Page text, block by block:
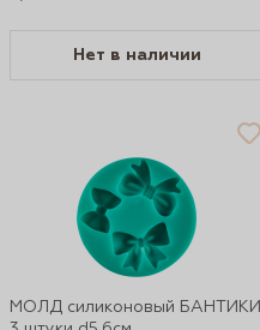
Нет в наличии
МОЛД силиконовый БАНТИКИ